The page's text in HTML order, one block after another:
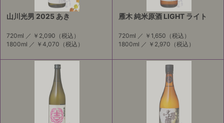
山川光男 2025 あき
720ml ／ ￥2,090 （税込）
1800ml ／ ￥4,070 （税込）
雁木 純米原酒 LIGHT ライト
720ml ／ ￥1,650 （税込）
1800ml ／ ￥2,970 （税込）